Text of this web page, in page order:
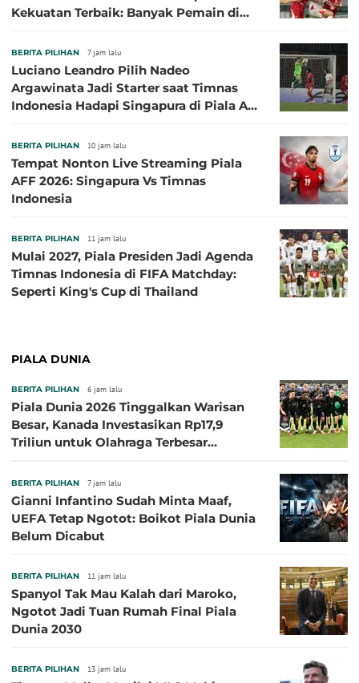
Kekuatan Terbaik: Banyak Pemain di
BERITA PILIHAN 7 jam lalu
Luciano Leandro Pilih Nadeo
Argawinata Jadi Starter saat Timnas
Indonesia Hadapi Singapura di Piala AFF
BERITA PILIHAN 10 jam lalu
Tempat Nonton Live Streaming Piala
AFF 2026: Singapura Vs Timnas
Indonesia
BERITA PILIHAN 11 jam lalu
Mulai 2027, Piala Presiden Jadi Agenda
Timnas Indonesia di FIFA Matchday:
Seperti King's Cup di Thailand
PIALA DUNIA
BERITA PILIHAN 6 jam lalu
Piala Dunia 2026 Tinggalkan Warisan
Besar, Kanada Investasikan Rp17,9
Triliun untuk Olahraga Terbesar
BERITA PILIHAN 7 jam lalu
Gianni Infantino Sudah Minta Maaf,
UEFA Tetap Ngotot: Boikot Piala Dunia
Belum Dicabut
BERITA PILIHAN 11 jam lalu
Spanyol Tak Mau Kalah dari Maroko,
Ngotot Jadi Tuan Rumah Final Piala
Dunia 2030
BERITA PILIHAN 13 jam lalu